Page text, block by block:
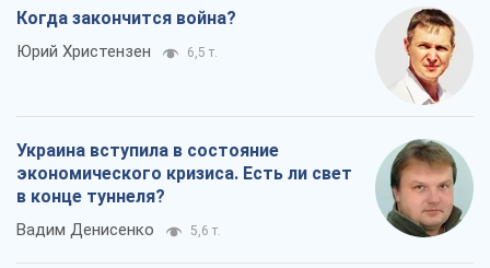
Когда закончится война?
Юрий Христензен 6,5 т.
Украина вступила в состояние
экономического кризиса. Есть ли свет
в конце туннеля?
Вадим Денисенко 5,6 т.